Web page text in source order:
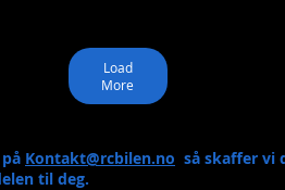
Load
More
Kontakt@rcbilen.no så skaffer vi
til deg.